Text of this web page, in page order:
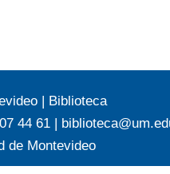
| Biblioteca
44 61 |
de Montevideo